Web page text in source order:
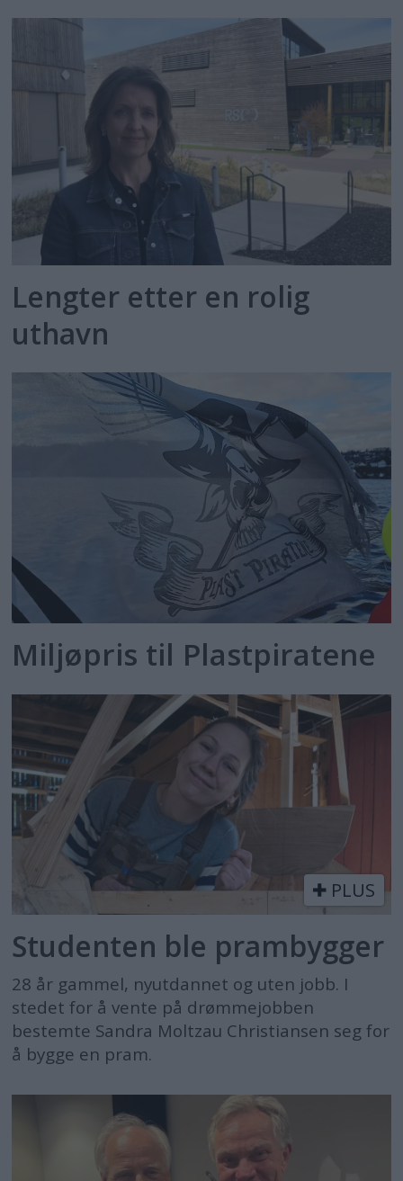
Lengter etter en rolig
uthavn
Miljøpris til Plastpiratene
PLUS
Studenten ble prambygger
28 år gammel, nyutdannet og uten jobb. I
stedet for å vente på drømmejobben
bestemte Sandra Moltzau Christiansen seg for
å bygge en pram.